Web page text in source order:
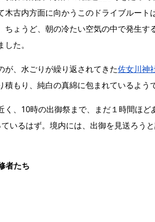
木古内方面に向かうこのドライブルート
ちょうど、朝の冷たい空気の中で発生す
た。
が、水ごりが繰り返されてきた佐女川神
もり、純白の真綿に包まれているようで
く、10時の出御祭まで、まだ１時間ほど
いるはず。境内には、出御を見送ろう
者たち